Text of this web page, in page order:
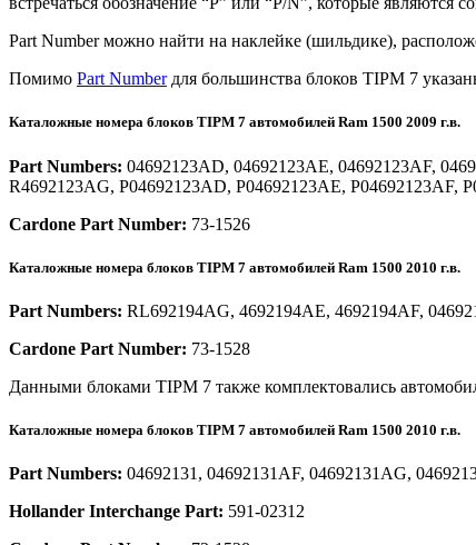
Part Number можно найти на наклейке (шильдике),
Помимо Part Numberдля большинства блоков TIPM 7
Каталожные номера блоков TIPM 7 автомобилей Ram 1500 2009 г.в.
Part Numbers: 04692123AD, 04692123AE, 04692123AF,
R4692123AG, P04692123AD, P04692123AE, P04692123AF,
Cardone Part Number: 73-1526
Каталожные номера блоков TIPM 7 автомобилей Ram 1500 2010 г.в.
Part Numbers: RL692194AG, 4692194AE, 4692194AF,
Cardone Part Number: 73-1528
Данными блоками TIPM 7 также комплектовались
Каталожные номера блоков TIPM 7 автомобилей Ram 1500 2010 г.в.
Part Numbers: 04692131, 04692131AF, 04692131AG,
Hollander Interchange Part: 591-02312